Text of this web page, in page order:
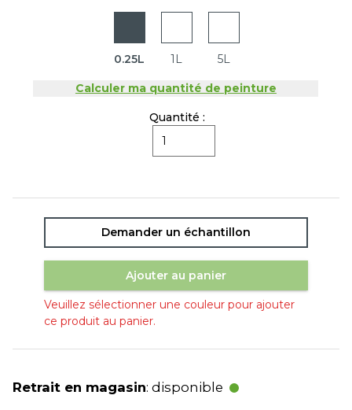
0.25L 1L 5L
Calculer ma quantité de peinture
Quantité :
Demander un échantillon
Ajouter au panier
Veuillez sélectionner une couleur pour ajouter
ce produit au panier.
Retrait en magasin: disponible